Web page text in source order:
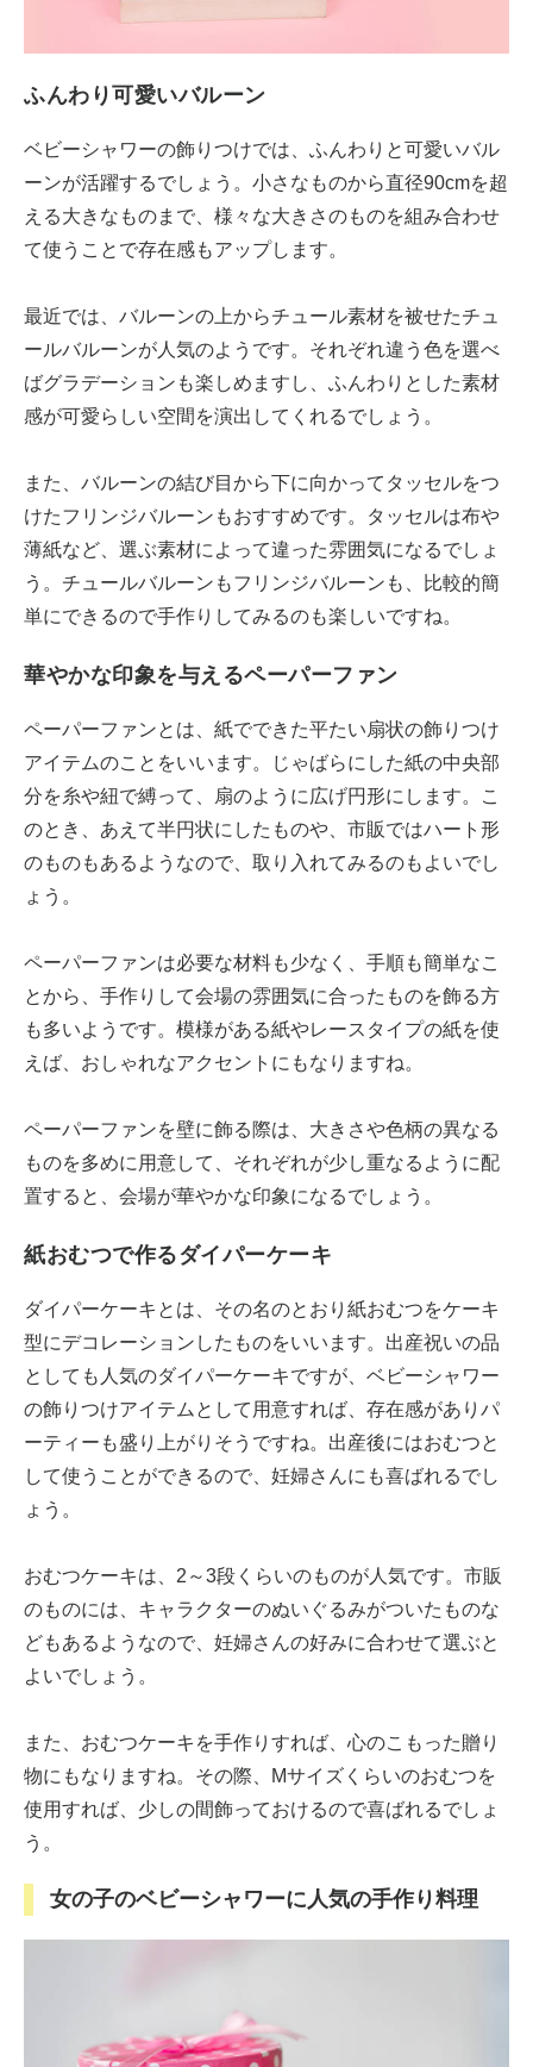
ふんわり可愛いバルーン
ベビーシャワーの飾りつけでは、ふんわりと可愛いバル
ーンが活躍するでしょう。小さなものから直径90cmを超
える大きなものまで、様々な大きさのものを組み合わせ
て使うことで存在感もアップします。
最近では、バルーンの上からチュール素材を被せたチュ
ールバルーンが人気のようです。それぞれ違う色を選べ
ばグラデーションも楽しめますし、ふんわりとした素材
感が可愛らしい空間を演出してくれるでしょう。
また、バルーンの結び目から下に向かってタッセルをつ
けたフリンジバルーンもおすすめです。タッセルは布や
薄紙など、選ぶ素材によって違った雰囲気になるでしょ
う。チュールバルーンもフリンジバルーンも、比較的簡
単にできるので手作りしてみるのも楽しいですね。
華やかな印象を与えるペーパーファン
ペーパーファンとは、紙でできた平たい扇状の飾りつけ
アイテムのことをいいます。じゃばらにした紙の中央部
分を糸や紐で縛って、扇のように広げ円形にします。こ
のとき、あえて半円状にしたものや、市販ではハート形
のものもあるようなので、取り入れてみるのもよいでし
ょう。
ペーパーファンは必要な材料も少なく、手順も簡単なこ
とから、手作りして会場の雰囲気に合ったものを飾る方
も多いようです。模様がある紙やレースタイプの紙を使
えば、おしゃれなアクセントにもなりますね。
ペーパーファンを壁に飾る際は、大きさや色柄の異なる
ものを多めに用意して、それぞれが少し重なるように配
置すると、会場が華やかな印象になるでしょう。
紙おむつで作るダイパーケーキ
ダイパーケーキとは、その名のとおり紙おむつをケーキ
型にデコレーションしたものをいいます。出産祝いの品
としても人気のダイパーケーキですが、ベビーシャワー
の飾りつけアイテムとして用意すれば、存在感がありパ
ーティーも盛り上がりそうですね。出産後にはおむつと
して使うことができるので、妊婦さんにも喜ばれるでし
ょう。
おむつケーキは、2～3段くらいのものが人気です。市販
のものには、キャラクターのぬいぐるみがついたものな
どもあるようなので、妊婦さんの好みに合わせて選ぶと
よいでしょう。
また、おむつケーキを手作りすれば、心のこもった贈り
物にもなりますね。その際、Mサイズくらいのおむつを
使用すれば、少しの間飾っておけるので喜ばれるでしょ
う。
女の子のベビーシャワーに人気の手作り料理